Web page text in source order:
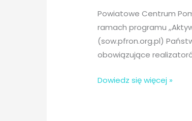
Powiatowe Centrum
ramach programu
(sow.pfron.org.pl)
obowiązujące
Aktywny
Dowiedz się więcej »